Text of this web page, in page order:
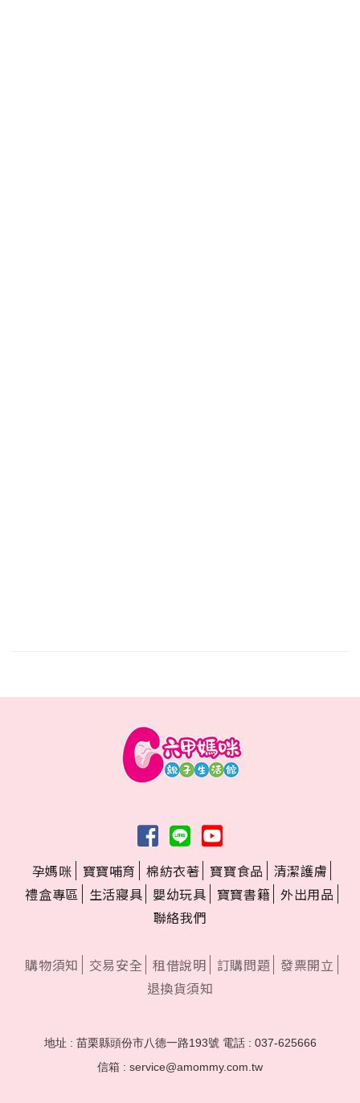
孕媽咪 寶寶哺育 棉紡衣著 寶寶食品
清潔護膚
禮盒專區
生活寢具 嬰幼玩具 寶寶書籍 外出用品
聯絡我們
購物須知 交易安全 租借說明 訂購問題 發票開立
退換貨須知
地址 : 苗栗縣頭份市八德一路193號 電話 : 037-625666
信箱 : service@amommy.com.tw